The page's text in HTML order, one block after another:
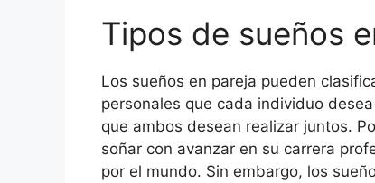
Tipos de sueños
Los sueños en pareja pueden
personales que cada individuo
que ambos desean realizar juntos.
soñar con avanzar en su carrera
por el mundo. Sin embargo, los